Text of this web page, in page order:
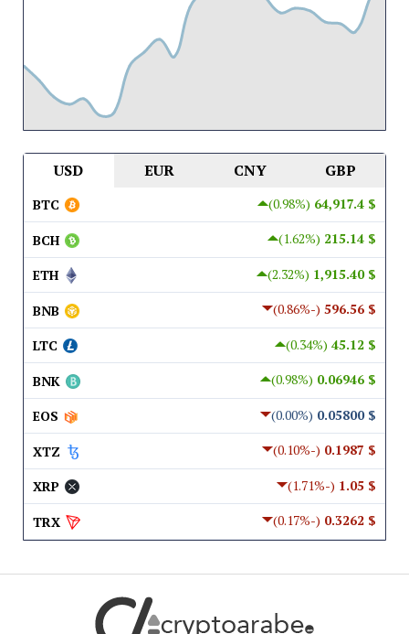
USD EUR CNY GBP
$ 64,917.4
(0.98%)
BTC
$ 215.14
(1.62%)
BCH
$ 1,915.40
(2.32%)
ETH
$ 596.56
(-0.86%)
BNB
$ 45.12
(0.34%)
LTC
$ 0.06946
(0.98%)
BNK
$ 0.05800
(0.00%)
EOS
$ 0.1987
(-0.10%)
XTZ
$ 1.05
(-1.71%)
XRP
$ 0.3262
(-0.17%)
TRX